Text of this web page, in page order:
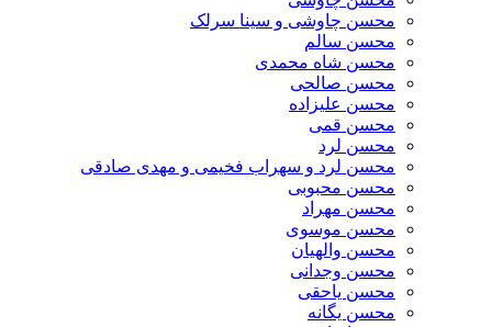
محسن چاوشی و سینا سرلک
محسن سالم
محسن شاه محمدی
محسن صالحی
محسن علیزاده
محسن قمی
محسن لرد
محسن لرد و سهراب فخیمی و مهدی صادقی
محسن محبوبی
محسن مهراد
محسن موسوی
محسن والهیان
محسن وجدانی
محسن یاحقی
محسن یگانه